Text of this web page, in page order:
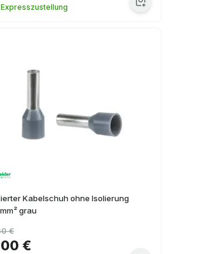
Expresszustellung
Kabelschuh ohne Isolierung
grau
€
€